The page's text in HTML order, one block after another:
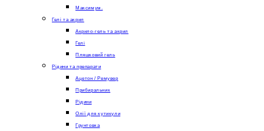
Максимум.
Гелі та акрил
Акрило-гель та акрил
Гелі
Пляшковий гель
Рідини та препарати
Ацетон / Ремувер
Прибиральник
Рідини
Олії для кутикули
Грунтовка